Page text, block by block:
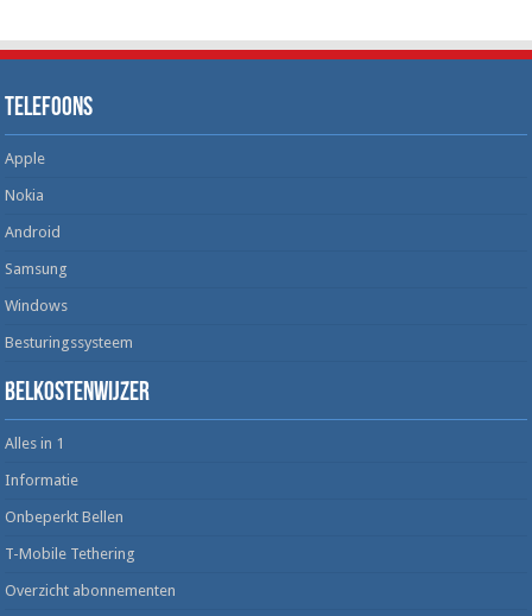
Telefoons
Apple
Nokia
Android
Samsung
Windows
Besturingssysteem
Belkostenwijzer
Alles in 1
Informatie
Onbeperkt Bellen
T-Mobile Tethering
Overzicht abonnementen